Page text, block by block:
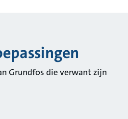
Grundfos die verwant zijn